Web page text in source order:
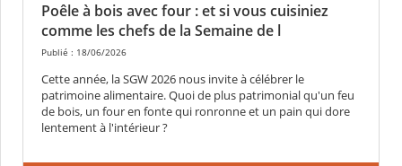
Poêle à bois avec four : et si vous cuisiniez
comme les chefs de la Semaine de l
Publié : 18/06/2026
Cette année, la SGW 2026 nous invite à célébrer le
patrimoine alimentaire. Quoi de plus patrimonial qu'un feu
de bois, un four en fonte qui ronronne et un pain qui dore
lentement à l'intérieur ?